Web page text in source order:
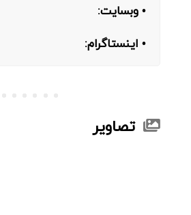
• وبسایت:
• اینستاگرام:
تصاویر